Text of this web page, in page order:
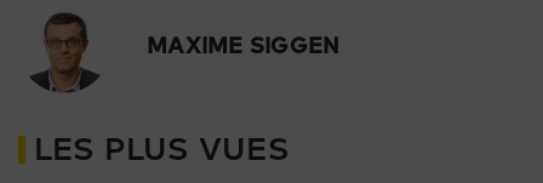
MAXIME SIGGEN
LES PLUS VUES